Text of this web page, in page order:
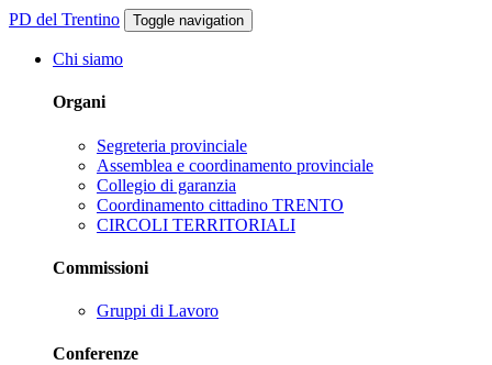
PD del Trentino Toggle navigation
Chi siamo
Organi
Segreteria provinciale
Assemblea e coordinamento provinciale
Collegio di garanzia
Coordinamento cittadino TRENTO
CIRCOLI TERRITORIALI
Commissioni
Gruppi di Lavoro
Conferenze